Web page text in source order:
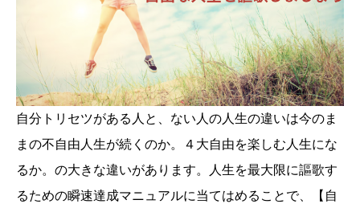
自分トリセツがある人と、ない人の人生の違いは今のま
まの不自由人生が続くのか。４大自由を楽しむ人生にな
るか。の大きな違いがあります。人生を最大限に謳歌す
るための瞬速達成マニュアルに当てはめることで、【自